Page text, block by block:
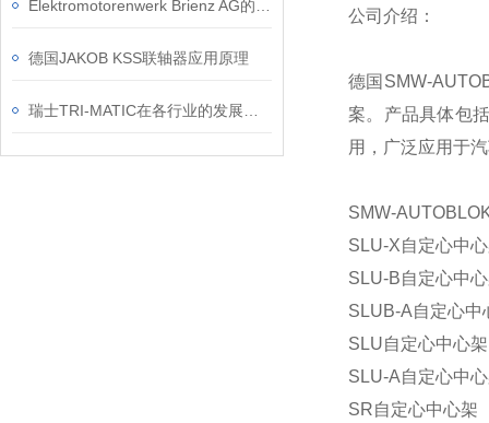
德国JAKOB KSS联轴器应用原理
公司介绍：
德国SMW-
案。产品具体包
用，广泛应用于
SMW-
SLU-X自定心中
SLU-B自定心中
SLUB-A自定心中
SLU自定心中心架
SLU-A自定心中
SR自定心中心架